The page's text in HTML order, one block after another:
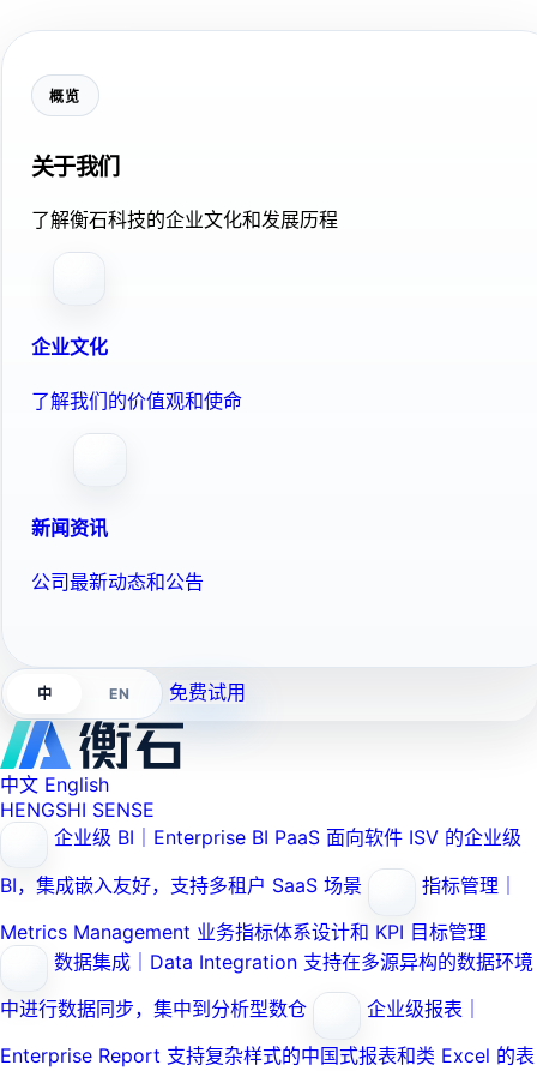
概览
关于我们
了解衡石科技的企业文化和发展历程
企业文化
了解我们的价值观和使命
新闻资讯
公司最新动态和公告
中 EN 免费试用
中文 English
HENGSHI SENSE
企业级 BI｜Enterprise BI PaaS 面向软件 ISV 的企业级
BI，集成嵌入友好，支持多租户 SaaS 场景
指标管理｜
Metrics Management 业务指标体系设计和 KPI 目标管理
数据集成｜Data Integration 支持在多源异构的数据环境
中进行数据同步，集中到分析型数仓
企业级报表｜
Enterprise Report 支持复杂样式的中国式报表和类 Excel 的表